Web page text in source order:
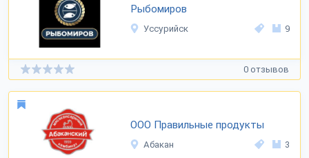
Рыбомиров
Уссурийск 9
0 отзывов
ООО Правильные продукты
Абакан 3